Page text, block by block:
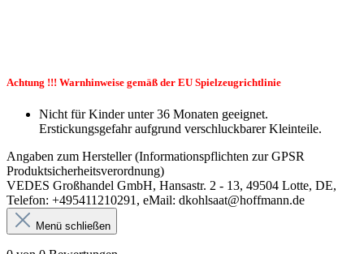
Achtung !!! Warnhinweise gemäß der EU Spielzeugrichtlinie
Nicht für Kinder unter 36 Monaten geeignet.
Erstickungsgefahr aufgrund verschluckbarer Kleinteile.
Angaben zum Hersteller (Informationspflichten zur GPSR
Produktsicherheitsverordnung)
VEDES Großhandel GmbH, Hansastr. 2 - 13, 49504 Lotte, DE,
Telefon: +495411210291, eMail: dkohlsaat@hoffmann.de
Menü schließen